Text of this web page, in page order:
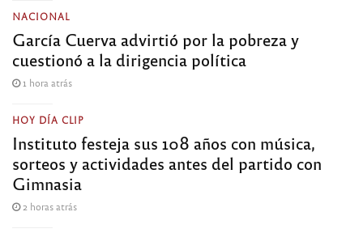
NACIONAL
García Cuerva advirtió por la pobreza y
cuestionó a la dirigencia política
1 hora atrás
HOY DÍA CLIP
Instituto festeja sus 108 años con música,
sorteos y actividades antes del partido con
Gimnasia
2 horas atrás